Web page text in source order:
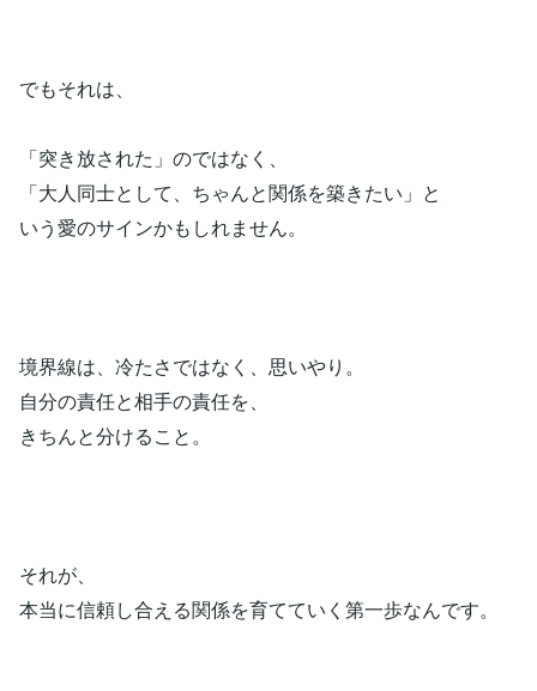
でもそれは、
「突き放された」のではなく、
「大人同士として、ちゃんと関係を築きたい」と
いう愛のサインかもしれません。
境界線は、冷たさではなく、思いやり。
自分の責任と相手の責任を、
きちんと分けること。
それが、
本当に信頼し合える関係を育てていく第一歩なんです。